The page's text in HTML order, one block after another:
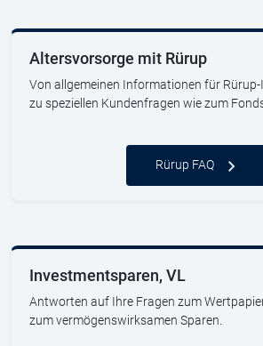
Altersvorsorge mit Rürup
Von allgemeinen Informationen für
zu speziellen Kundenfragen wie zum
Rürup FAQ
Investmentsparen, VL
Antworten auf Ihre Fragen zum
zum vermögenswirksamen Sparen.